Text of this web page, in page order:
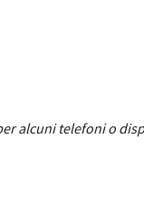
alcuni telefoni o